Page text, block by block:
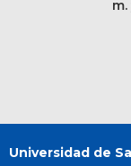
Universidad de